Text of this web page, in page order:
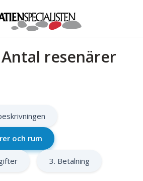
resenärer
och rum
3. Betalning